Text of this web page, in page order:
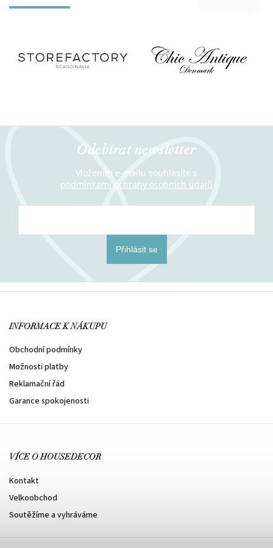
Odebírat newsletter
Vložením e-mailu souhlasíte s
podmínkami ochrany osobních údajů
Přihlásit se
INFORMACE K NÁKUPU
Obchodní podmínky
Možnosti platby
Reklamační řád
Garance spokojenosti
VÍCE O HOUSEDECOR
Kontakt
Velkoobchod
Soutěžíme a vyhráváme